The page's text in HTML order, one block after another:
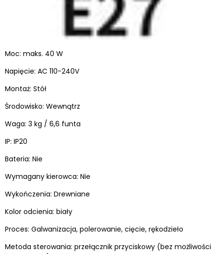
Moc: maks. 40 W
Napięcie: AC 110-240V
Montaż: Stół
Środowisko: Wewnątrz
Waga: 3 kg / 6,6 funta
IP: IP20
Bateria: Nie
Wymagany kierowca: Nie
Wykończenia: Drewniane
Kolor odcienia: biały
Proces: Galwanizacja, polerowanie, cięcie, rękodzieło
Metoda sterowania: przełącznik przyciskowy (bez możliwości